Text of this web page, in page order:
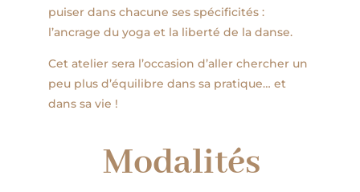
puiser dans chacune ses spécificités :
l’ancrage du yoga et la liberté de la danse.
Cet atelier sera l’occasion d’aller chercher un
peu plus d’équilibre dans sa pratique… et
dans sa vie !
Modalités